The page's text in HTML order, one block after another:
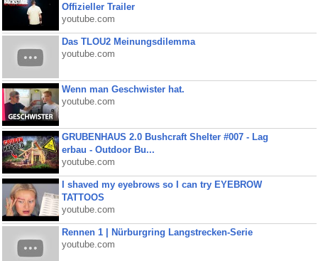
Offizieller Trailer
youtube.com
Das TLOU2 Meinungsdilemma
youtube.com
Wenn man Geschwister hat.
youtube.com
GRUBENHAUS 2.0 Bushcraft Shelter #007 - Lag
erbau - Outdoor Bu...
youtube.com
I shaved my eyebrows so I can try EYEBROW
TATTOOS
youtube.com
Rennen 1 | Nürburgring Langstrecken-Serie
youtube.com